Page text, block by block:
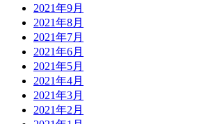
2021年9月
2021年8月
2021年7月
2021年6月
2021年5月
2021年4月
2021年3月
2021年2月